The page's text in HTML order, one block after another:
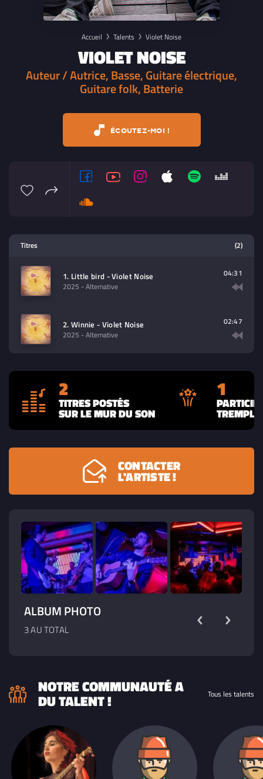
Accueil Talents Violet Noise
VIOLET NOISE
Auteur / Autrice, Basse, Guitare électrique,
Guitare folk, Batterie
ÉCOUTEZ-MOI !
contenu à lire (audio/video)
Titres (2)
1. Little bird - Violet Noise
2025 - Alternative
04:31
2. Winnie - Violet Noise
2025 - Alternative
02:47
2
TITRES POSTÉS
SUR LE MUR DU SON
1
CONTACTER
L'ARTISTE !
ALBUM PHOTO
3 AU TOTAL
NOTRE COMMUNAUTÉ A
DU TALENT ! Tous les talents